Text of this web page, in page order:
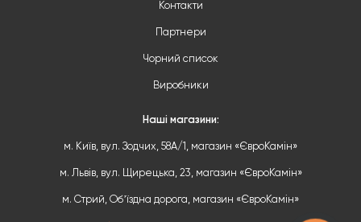
Контакти
Партнери
Чорний список
Виробники
Наші магазини:
м. Київ, вул. Зодчих, 58А/1, магазин «ЄвроКамін»
м. Львів, вул. Щирецька, 23, магазин «ЄвроКамін»
м. Стрий, Обʼїздна дорога, магазин «ЄвроКамін»